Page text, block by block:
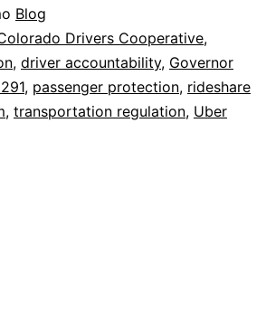
Future
of
Rideshare
Blog
Drivers Cooperative,
, driver accountability, Governor
, passenger protection, rideshare
, transportation regulation, Uber